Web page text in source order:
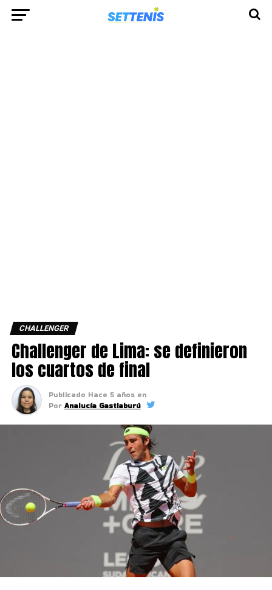
CHALLENGER
Challenger de Lima: se definieron
los cuartos de final
Publicado Hace 5 años en
Por Analucía Gastiaburú